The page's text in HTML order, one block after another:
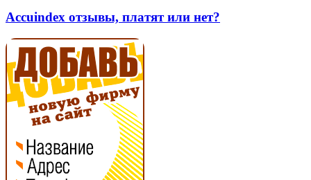
нет?
платят
нет?
Accuindex отзывы, платят или нет?